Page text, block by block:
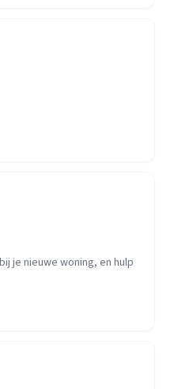
je nieuwe woning, en hulp